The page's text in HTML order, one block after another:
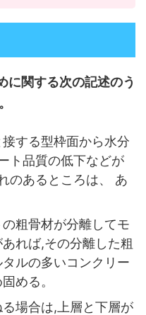
に関する次の記述のう
する型枠面から水分
ト品質の低下などが
のあるところは、 あ
粗骨材が分離してモ
れば,その分離した粗
ルの多いコンクリー
める。
場合は,上層と下層が